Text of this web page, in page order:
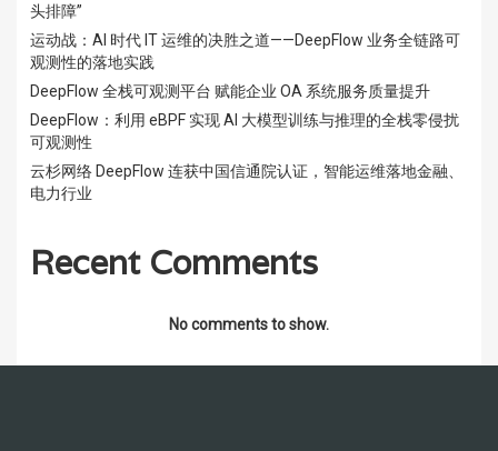
头排障”
运动战：AI 时代 IT 运维的决胜之道——DeepFlow 业务全链路可
观测性的落地实践
DeepFlow 全栈可观测平台 赋能企业 OA 系统服务质量提升
DeepFlow：利用 eBPF 实现 AI 大模型训练与推理的全栈零侵扰
可观测性
云杉网络 DeepFlow 连获中国信通院认证，智能运维落地金融、
电力行业
Recent Comments
No comments to show.